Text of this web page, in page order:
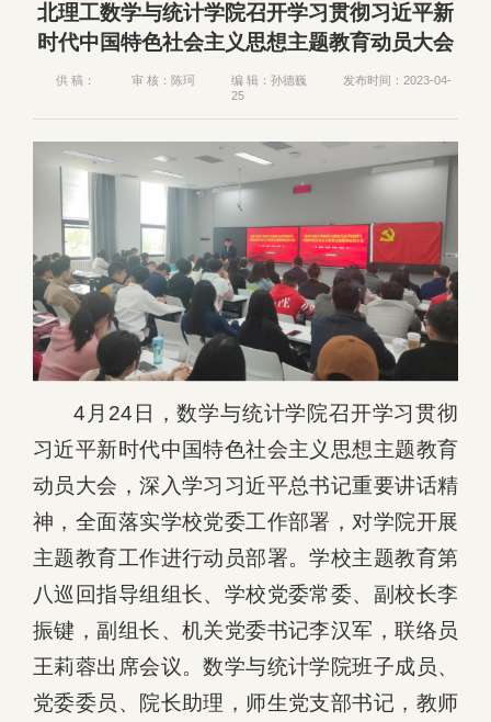
北理工数学与统计学院召开学习贯彻习近平新
时代中国特色社会主义思想主题教育动员大会
供 稿： 审 核：陈珂 编 辑：孙德巍
发布时间：2023-04-
25
4月24日，数学与统计学院召开学习贯彻
习近平新时代中国特色社会主义思想主题教育
动员大会，深入学习习近平总书记重要讲话精
神，全面落实学校党委工作部署，对学院开展
主题教育工作进行动员部署。学校主题教育第
八巡回指导组组长、学校党委常委、副校长李
振键，副组长、机关党委书记李汉军，联络员
王莉蓉出席会议。数学与统计学院班子成员、
党委委员、院长助理，师生党支部书记，教师